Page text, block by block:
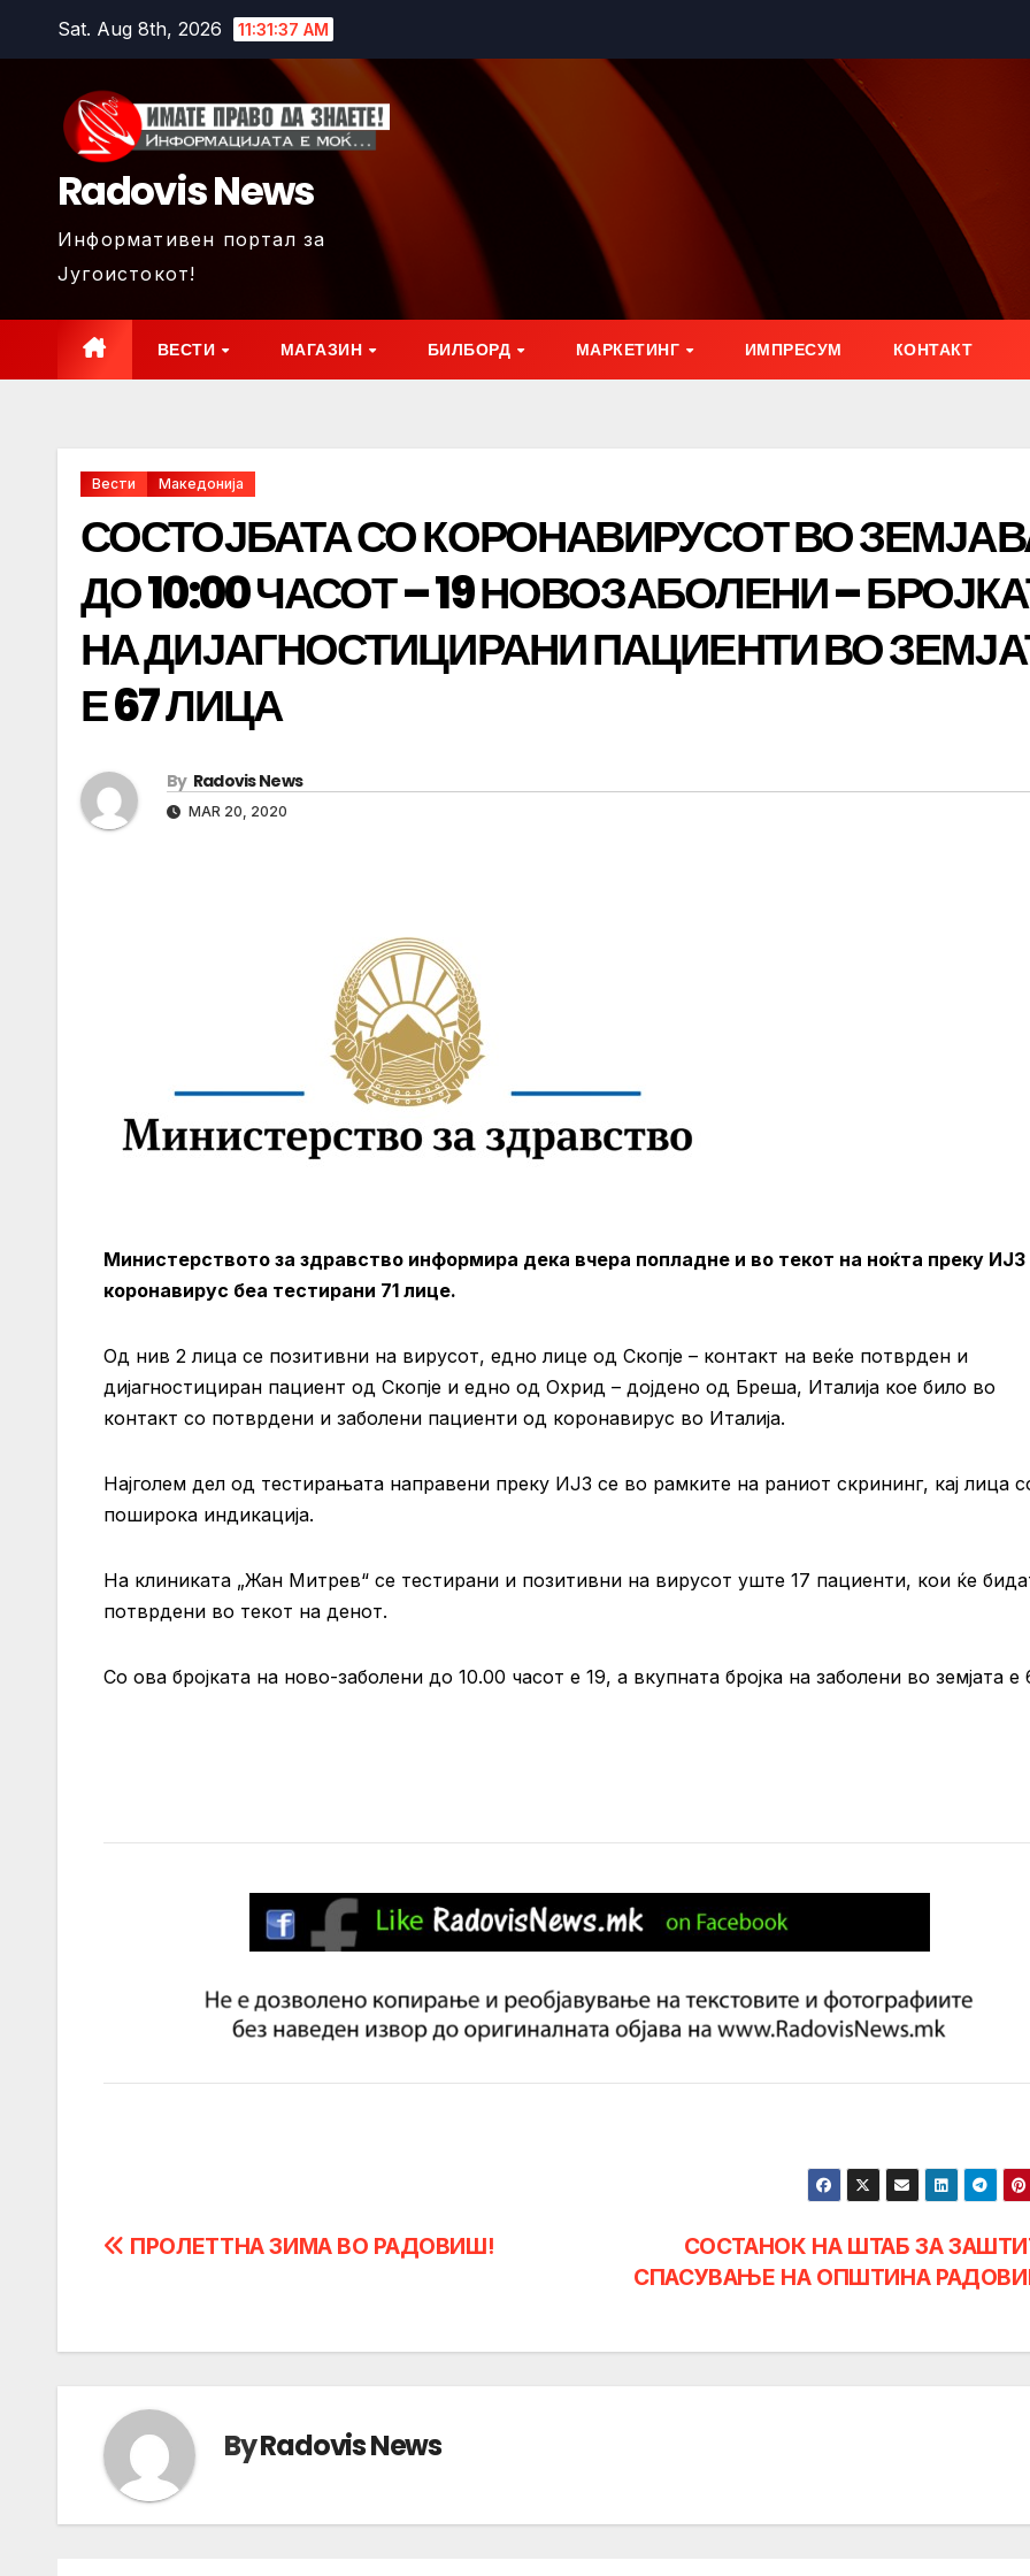
Sat. Aug 8th, 2026 11:31:39 AM
Radovis News
Информативен портал за
Југоистокот!
ВЕСТИ МАГАЗИН БИЛБОРД МАРКЕТИНГ ИМПРЕСУМ КОНТАКТ
Вести Македонија
СОСТОЈБАТА СО КОРОНАВИРУСОТ ВО
ДО 10:00 ЧАСОТ – 19 НОВОЗАБОЛЕНИ –
НА ДИЈАГНОСТИЦИРАНИ ПАЦИЕНТИ ВО
Е 67 ЛИЦА
By Radovis News
MAR 20, 2020
Министерството за здравство информира дека вчера попладне и во текот на ноќта преку ИЈЗ
коронавирус беа тестирани 71 лице.
Од нив 2 лица се позитивни на вирусот, едно лице од Скопје – контакт на веќе потврден и
дијагностициран пациент од Скопје и едно од Охрид – дојдено од Бреша, Италија кое било во
контакт со потврдени и заболени пациенти од коронавирус во Италија.
Најголем дел од тестирањата направени преку ИЈЗ се во рамките на раниот скрининг, кај лица
поширока индикација.
На клиниката „Жан Митрев“ се тестирани и позитивни на вирусот уште 17 пациенти, кои ќе
потврдени во текот на денот.
Со ова бројката на ново-заболени до 10.00 часот е 19, а вкупната бројка на заболени во земјата е
Post
СОСТАНОК НА ШТАБ ЗА
СПАСУВАЊЕ НА ОПШТИНА
ПРОЛЕТТНА ЗИМА ВО РАДОВИШ!
ByRadovis News